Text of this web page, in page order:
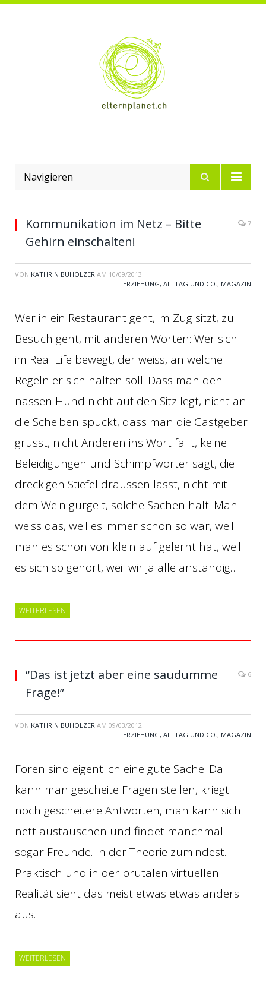
Navigieren
Kommunikation im Netz – Bitte
Gehirn einschalten!
7
VON KATHRIN BUHOLZER AM 10/09/2013
ERZIEHUNG, ALLTAG UND CO., MAGAZIN
Wer in ein Restaurant geht, im Zug sitzt, zu
Besuch geht, mit anderen Worten: Wer sich
im Real Life bewegt, der weiss, an welche
Regeln er sich halten soll: Dass man den
nassen Hund nicht auf den Sitz legt, nicht an
die Scheiben spuckt, dass man die Gastgeber
grüsst, nicht Anderen ins Wort fällt, keine
Beleidigungen und Schimpfwörter sagt, die
dreckigen Stiefel draussen lässt, nicht mit
dem Wein gurgelt, solche Sachen halt. Man
weiss das, weil es immer schon so war, weil
man es schon von klein auf gelernt hat, weil
es sich so gehört, weil wir ja alle anständig…
WEITERLESEN
“Das ist jetzt aber eine saudumme
Frage!”
6
VON KATHRIN BUHOLZER AM 09/03/2012
ERZIEHUNG, ALLTAG UND CO., MAGAZIN
Foren sind eigentlich eine gute Sache. Da
kann man gescheite Fragen stellen, kriegt
noch gescheitere Antworten, man kann sich
nett austauschen und findet manchmal
sogar Freunde. In der Theorie zumindest.
Praktisch und in der brutalen virtuellen
Realität sieht das meist etwas etwas anders
aus.
WEITERLESEN